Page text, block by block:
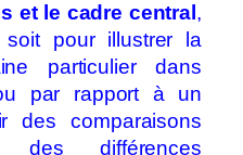
et le cadre central ,
soit pour illustrer la
particulier dans
par rapport à un
des comparaisons
des différences